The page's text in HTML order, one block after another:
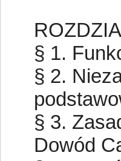
§ 1.
§ 2.
§ 3.
Dowód